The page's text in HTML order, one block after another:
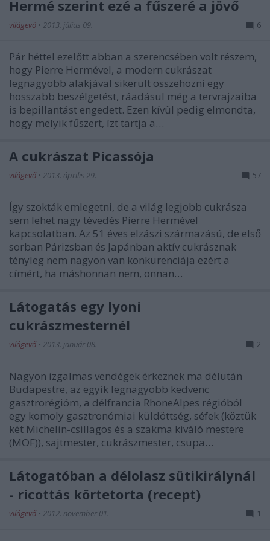
Hermé szerint ezé a fűszeré a jövő
világevő • 2013. július 09. 6
Pár héttel ezelőtt abban a szerencsében volt részem,
hogy Pierre Hermével, a modern cukrászat
legnagyobb alakjával sikerült összehozni egy
hosszabb beszélgetést, ráadásul még a tervrajzaiba
is bepillantást engedett. Ezen kívül pedig elmondta,
hogy melyik fűszert, ízt tartja a…
A cukrászat Picassója
világevő • 2013. április 29. 57
Így szokták emlegetni, de a világ legjobb cukrásza
sem lehet nagy tévedés Pierre Hermével
kapcsolatban. Az 51 éves elzászi származású, de első
sorban Párizsban és Japánban aktív cukrásznak
tényleg nem nagyon van konkurenciája ezért a
címért, ha máshonnan nem, onnan…
Látogatás egy lyoni
cukrászmesternél
világevő • 2013. január 08. 2
Nagyon izgalmas vendégek érkeznek ma délután
Budapestre, az egyik legnagyobb kedvenc
gasztrorégióm, a délfrancia RhoneAlpes régióból
egy komoly gasztronómiai küldöttség, séfek (köztük
két Michelin-csillagos és a szakma kiváló mestere
(MOF)), sajtmester, cukrászmester, csupa…
Látogatóban a délolasz sütikirálynál
- ricottás körtetorta (recept)
világevő • 2012. november 01. 1